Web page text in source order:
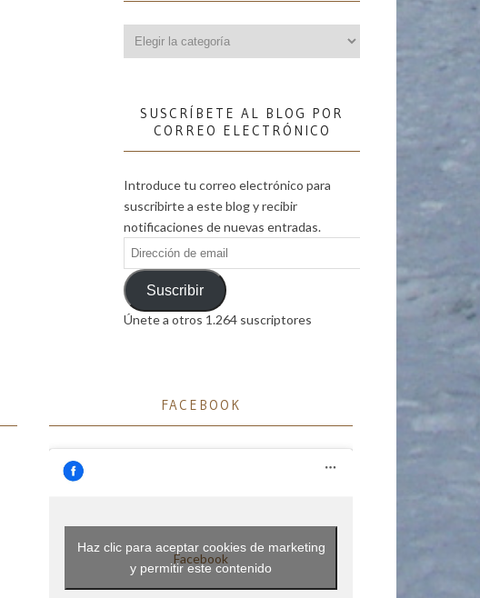
SUSCRÍBETE AL BLOG POR
CORREO ELECTRÓNICO
Introduce tu correo electrónico para
suscribirte a este blog y recibir
notificaciones de nuevas entradas.
Dirección
de
emailSuscribir
Únete a otros 1.264 suscriptores
FACEBOOK
Facebook
Haz clic para aceptar cookies de marketing
y permitir este contenido